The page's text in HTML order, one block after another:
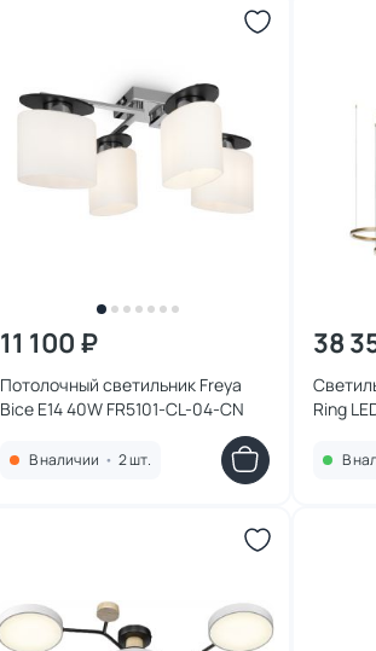
11 100 ₽
Потолочный светильник Freya
Bice E14 40W FR5101-CL-04-CN
В наличии • 2 шт.
38
Ring
В